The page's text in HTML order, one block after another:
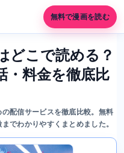
無料で漫画を読む
どこで読める？
・料金を徹底比
の配信サービスを徹底比較。無料
でわかりやすくまとめました。